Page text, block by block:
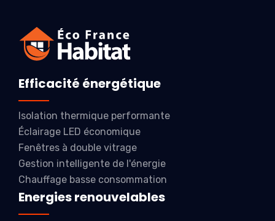
Efficacité énergétique
Isolation thermique performante
Éclairage LED économique
Fenêtres à double vitrage
Gestion intelligente de l'énergie
Chauffage basse consommation
Energies renouvelables